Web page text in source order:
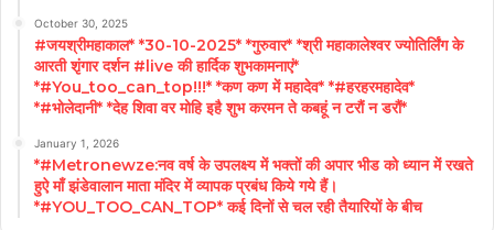
October 30, 2025
#जयश्रीमहाकाल* *30-10-2025* *गुरुवार* *श्री महाकालेश्वर ज्योतिर्लिंग के
आरती शृंगार दर्शन #live की हार्दिक शुभकामनाएं*
*#You_too_can_top!!!* *कण कण में महादेव* *#हरहरमहादेव*
*#भोलेदानी* *देह शिवा वर मोहि इहै शुभ करमन ते कबहूं न टरौं न डरौं*
January 1, 2026
*#Metronewze:नव वर्ष के उपलक्ष्य में भक्तों की अपार भीड को ध्यान में रखते
हुऐ माँ झंडेवालान माता मंदिर में व्यापक प्रबंध किये गये हैं।
*#YOU_TOO_CAN_TOP* कई दिनों से चल रही तैयारियों के बीच